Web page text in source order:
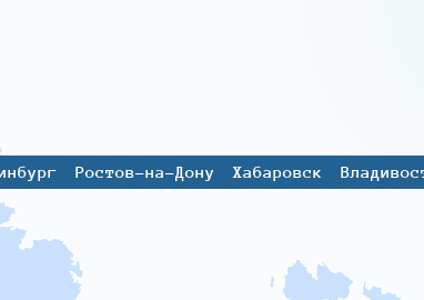
Ростов-на-Дону Хабаровск